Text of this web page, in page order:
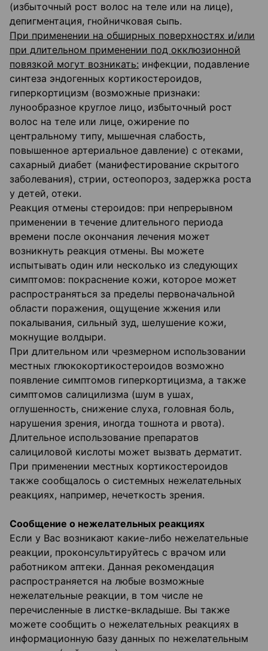
(избыточный рост волос на теле или на лице),
депигментация, гнойничковая сыпь.
При применении на обширных поверхностях и/или
при длительном применении под окклюзионной
повязкой могут возникать: инфекции, подавление
синтеза эндогенных кортикостероидов,
гиперкортицизм (возможные признаки:
лунообразное круглое лицо, избыточный рост
волос на теле или лице, ожирение по
центральному типу, мышечная слабость,
повышенное артериальное давление) с отеками,
сахарный диабет (манифестирование скрытого
заболевания), стрии, остеопороз, задержка роста
у детей, отеки.
Реакция отмены стероидов: при непрерывном
применении в течение длительного периода
времени после окончания лечения может
возникнуть реакция отмены. Вы можете
испытывать один или несколько из следующих
симптомов: покраснение кожи, которое может
распространяться за пределы первоначальной
области поражения, ощущение жжения или
покалывания, сильный зуд, шелушение кожи,
мокнущие волдыри.
При длительном или чрезмерном использовании
местных глюкокортикостероидов возможно
появление симптомов гиперкортицизма, а также
симптомов салицилизма (шум в ушах,
оглушенность, снижение слуха, головная боль,
нарушения зрения, иногда тошнота и рвота).
Длительное использование препаратов
салициловой кислоты может вызвать дерматит.
При применении местных кортикостероидов
также сообщалось о системных нежелательных
реакциях, например, нечеткость зрения.
Сообщение о нежелательных реакциях
Если у Вас возникают какие-либо нежелательные
реакции, проконсультируйтесь с врачом или
работником аптеки. Данная рекомендация
распространяется на любые возможные
нежелательные реакции, в том числе не
перечисленные в листке-вкладыше. Вы также
можете сообщить о нежелательных реакциях в
информационную базу данных по нежелательным